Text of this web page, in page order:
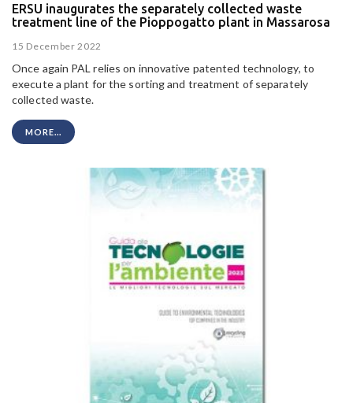
ERSU inaugurates the separately collected waste
treatment line of the Pioppogatto plant in Massarosa
15 December 2022
Once again PAL relies on innovative patented technology, to
execute a plant for the sorting and treatment of separately
collected waste.
MORE...